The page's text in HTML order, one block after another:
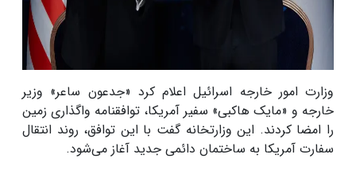
وزارت امور خارجه اسرائیل اعلام کرد «جدعون ساعر» وزیر
خارجه و «مایک هاکبی» سفیر آمریکا، توافقنامه واگذاری زمین
را امضا کردند. این وزارتخانه گفت با این توافق، روند انتقال
سفارت آمریکا به ساختمان دائمی جدید آغاز می‌شود.